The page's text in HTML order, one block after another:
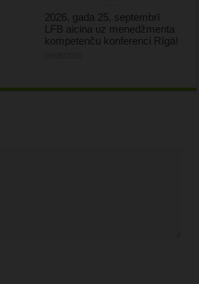
2026. gada 25. septembrī
LFB aicina uz menedžmenta
kompetenču konferenci Rīgā!